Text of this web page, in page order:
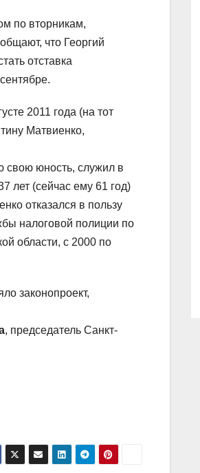
по вторникам,
что Георгий
отставка
2011 года (на тот
Матвиенко,
свою юность, служил в
лет (сейчас ему 61 год)
отказался в пользу
налоговой полиции по
области, с 2000 по
законопроект,
, председатель Санкт-